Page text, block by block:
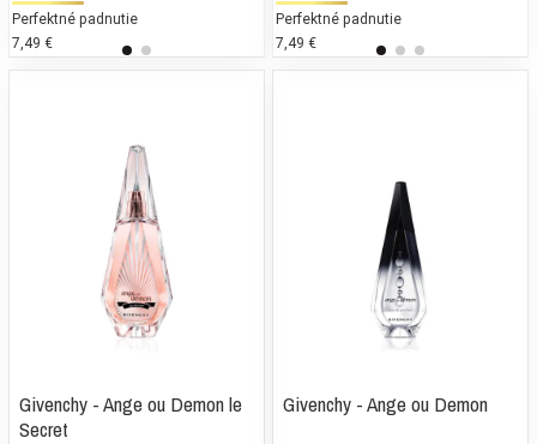
Perfektné padnutie
7,49 €
25 % bežných vonných tónov
159,00 €
Perfektné padnutie
7,49 €
Givenchy - Ange ou Demon le
Secret
Givenchy - Ange ou Demon